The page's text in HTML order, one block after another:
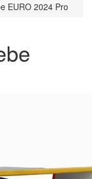
EURO 2024 Pro